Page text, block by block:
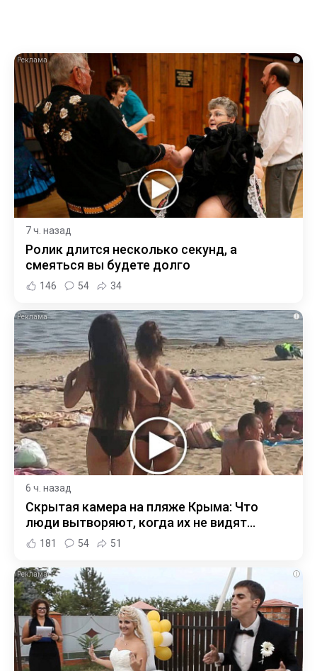
i
7 ч. назад
Ролик длится несколько секунд, а
смеяться вы будете долго
146 54 34
i
6 ч. назад
Скрытая камера на пляже Крыма: Что
люди вытворяют, когда их не видят...
181 54 51
i